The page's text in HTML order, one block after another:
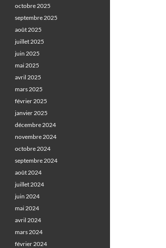
octobre 2025
septembre 2025
août 2025
juillet 2025
juin 2025
mai 2025
avril 2025
mars 2025
février 2025
janvier 2025
décembre 2024
novembre 2024
octobre 2024
septembre 2024
août 2024
juillet 2024
juin 2024
mai 2024
avril 2024
mars 2024
février 2024